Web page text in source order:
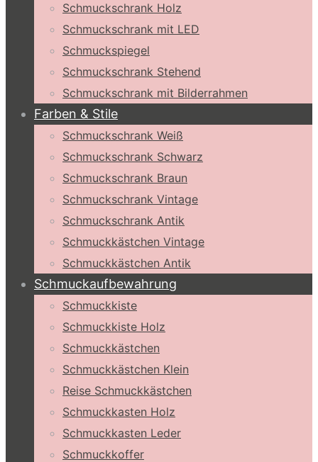
Schmuckschrank Holz
Schmuckschrank mit LED
Schmuckspiegel
Schmuckschrank Stehend
Schmuckschrank mit Bilderrahmen
Farben & Stile
Schmuckschrank Weiß
Schmuckschrank Schwarz
Schmuckschrank Braun
Schmuckschrank Vintage
Schmuckschrank Antik
Schmuckkästchen Vintage
Schmuckkästchen Antik
Schmuckaufbewahrung
Schmuckkiste
Schmuckkiste Holz
Schmuckkästchen
Schmuckkästchen Klein
Reise Schmuckkästchen
Schmuckkasten Holz
Schmuckkasten Leder
Schmuckkoffer